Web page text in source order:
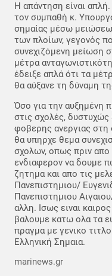
Η απάντηση είναι
τον συμπαθή κ.
σημαίας μέσω
των πλοίων, γεγονός
συνεχιζόμενη μείωση
μέτρα
έδειξε απλά ότι τα
θα αύξανε τη δύναμη
Όσο για την αυξημένη
στις σχολές, δυστυχώς
φοβερης ανεργιας στη
θα υπηρχε θεμα
σχολων, οπως πριν απο
ενδιαφερον να δουμε
ζητημα και απο τις
Πανεπιστημιου/
Πανεπιστημιου
αλλη. Ισως ειναι
βαλουμε κατω ολα τα
πραγμα με γενικο
Ελληνική Σημαια.
marinews.gr